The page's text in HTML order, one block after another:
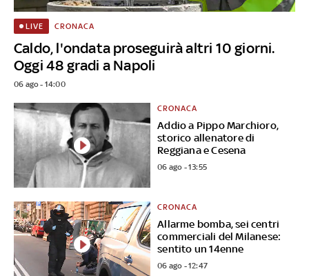
Caldo, l'ondata proseguirà altri 10 giorni.
Oggi 48 gradi a Napoli
LIVE CRONACA
06 ago - 14:00
Addio a Pippo Marchioro,
storico allenatore di
Reggiana e Cesena
CRONACA
06 ago - 13:55
Allarme bomba, sei centri
commerciali del Milanese:
sentito un 14enne
CRONACA
06 ago - 12:47